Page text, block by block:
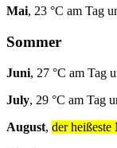
Mai, 23 °C am Tag
Sommer
Juni, 27 °C am Tag
July, 29 °C am Tag
August, der heißeste